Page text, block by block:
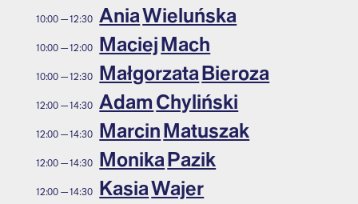
10:00 —12:30 AniaWieluńska
10:00 —12:00 MaciejMach
10:00 —12:30 MałgorzataBieroza
12:00 —14:30 Adam Chyliński
12:00 —14:30 MarcinMatuszak
12:00 —14:30 MonikaPazik
12:00 —14:30 KasiaWajer